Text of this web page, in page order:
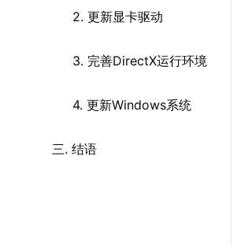
2. 更新显卡驱动
3. 完善DirectX运行环境
4. 更新Windows系统
三. 结语